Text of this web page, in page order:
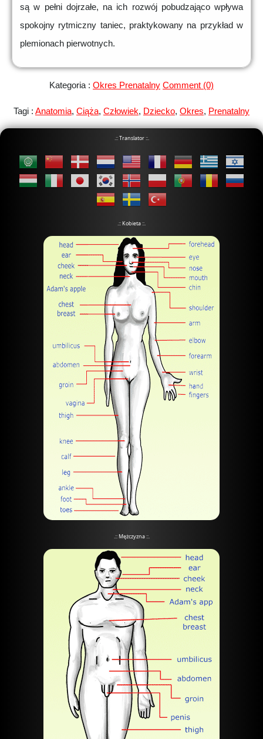
są w pełni dojrzałe, na ich rozwój pobudzająco wpływa
spokojny rytmiczny taniec, praktykowany na przykład w
plemionach pierwotnych.
Kategoria : Okres Prenatalny Comment (0)
Tagi : Anatomia, Ciąża, Człowiek, Dziecko, Okres, Prenatalny
.:: Translator ::.
.:: Kobieta ::.
.:: Mężczyzna ::.